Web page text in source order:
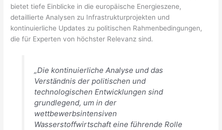
bietet tiefe Einblicke in die europäische Energieszene,
detaillierte Analysen zu Infrastrukturprojekten und
kontinuierliche Updates zu politischen Rahmenbedingungen,
die für Experten von höchster Relevanz sind.
„Die kontinuierliche Analyse und das
Verständnis der politischen und
technologischen Entwicklungen sind
grundlegend, um in der
wettbewerbsintensiven
Wasserstoffwirtschaft eine führende Rolle